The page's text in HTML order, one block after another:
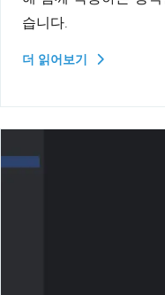
습니다.
더 읽어보기